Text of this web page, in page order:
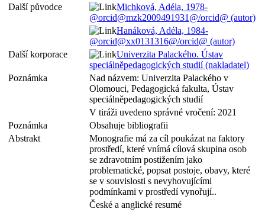
Další původce
Michková, Adéla, 1978-
@orcid@mzk2009491931@/orcid@ (autor)
Hanáková, Adéla, 1984-
@orcid@xx0131316@/orcid@ (autor)
Další korporace
Univerzita Palackého. Ústav
speciálněpedagogických studií (nakladatel)
Poznámka
Nad názvem: Univerzita Palackého v
Olomouci, Pedagogická fakulta, Ústav
speciálněpedagogických studií
V tiráži uvedeno správné vročení: 2021
Poznámka
Obsahuje bibliografii
Abstrakt
Monografie má za cíl poukázat na faktory
prostředí, které vnímá cílová skupina osob
se zdravotním postižením jako
problematické, popsat postoje, obavy, které
se v souvislosti s nevyhovujícími
podmínkami v prostředí vynořují..
České a anglické resumé